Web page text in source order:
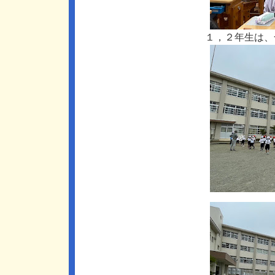
１，２年生は